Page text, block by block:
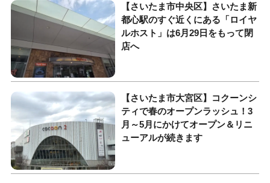
【さいたま市中央区】さいたま新
都心駅のすぐ近くにある「ロイヤ
ルホスト」は6月29日をもって閉
店へ
【さいたま市大宮区】コクーンシ
ティで春のオープンラッシュ！3
月～5月にかけてオープン＆リニ
ューアルが続きます